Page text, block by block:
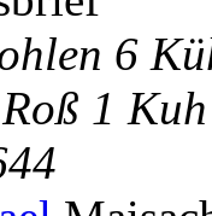
6
1